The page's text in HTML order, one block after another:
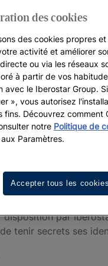
programme de
Iberostar de toutes
sont les entités
du site Internet et
au programme
aux conditions
et
toute société
renonce
recommande de
à ces
que dans
(ci-après
par
tenir secrets ses
des cookies
des cookies propres
activité et améliorer
ou via les réseaux
à partir de vos
avec le Iberostar Group.
», vous autorisez
fins. Découvrez comment
notre Politique de
Paramètres.
Accepter tous les cookies